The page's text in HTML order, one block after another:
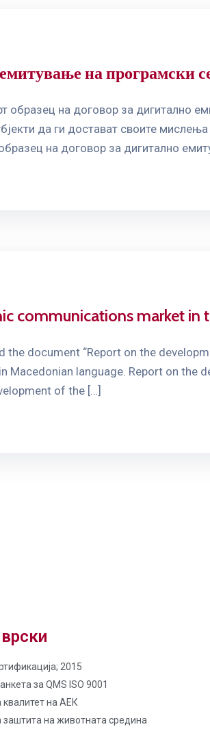
на програмски
образец на договор за дигитално
да ги достават своите
на договор за дигитално
communications market in
document “Report on the
Macedonian language. Report on
of the […]
2015
за QMS ISO 9001
квалитет на AЕК
заштита на животната средина